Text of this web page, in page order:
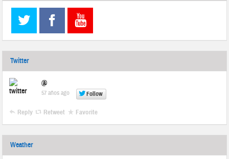
Twitter
@
57 años ago Follow
Reply Retweet Favorite
Weather